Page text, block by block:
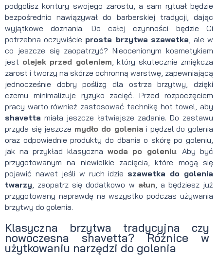
podgolisz kontury swojego zarostu, a sam rytuał będzie
bezpośrednio nawiązywał do barberskiej tradycji, dając
wyjątkowe doznania. Do całej czynności będzie Ci
potrzebna oczywiście prosta brzytwa szawetka , ale w
co jeszcze się zaopatrzyć? Nieocenionym kosmetykiem
jest olejek przed goleniem , który skutecznie zmiękcza
zarost i tworzy na skórze ochronną warstwę, zapewniającą
jednocześnie dobry poślizg dla ostrza brzytwy, dzięki
czemu minimalizuje ryzyko zacięć. Przed rozpoczęciem
pracy warto również zastosować technikę hot towel, aby
shavetta miała jeszcze łatwiejsze zadanie. Do zestawu
przyda się jeszcze mydło do golenia i pędzel do golenia
oraz odpowiednie produkty do dbania o skórę po goleniu,
jak na przykład klasyczna woda po goleniu. Aby być
przygotowanym na niewielkie zacięcia, które mogą się
pojawić nawet jeśli w ruch idzie szawetka do golenia
twarzy , zaopatrz się dodatkowo w ałun , a będziesz już
przygotowany naprawdę na wszystko podczas używania
brzytwy do golenia.
Klasyczna brzytwa tradycyjna czy
nowoczesna shavetta? Różnice w
użytkowaniu narzędzi do golenia